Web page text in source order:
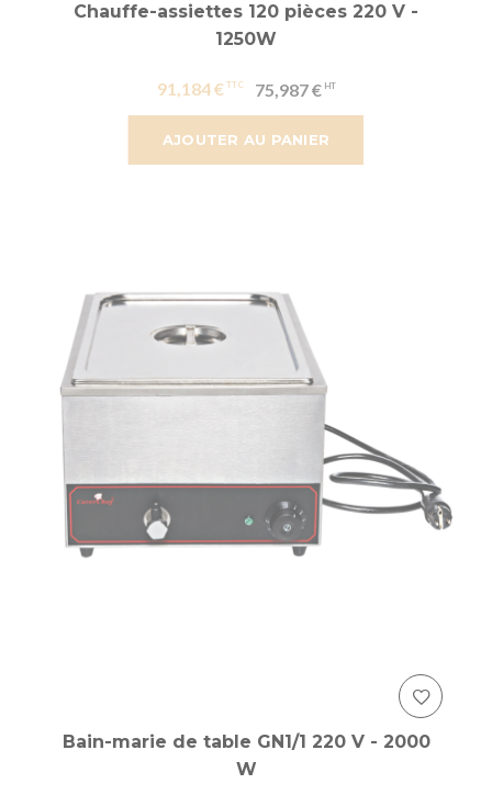
AJOUTER AU PANIER
Chauffe-assiettes 120 pièces 220 V -
1250W
91,184 € 75,987 €
Bain-marie de table GN1/1 220 V - 2000
W